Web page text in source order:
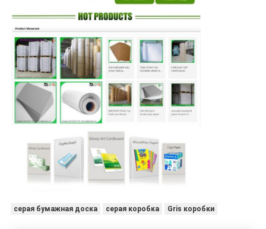
серая бумажная доска серая коробка Gris коробки